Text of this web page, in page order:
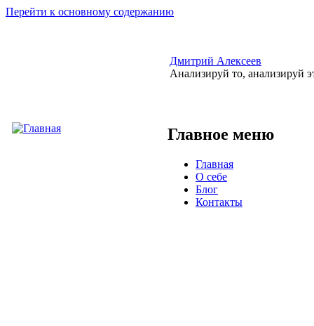
Перейти к основному содержанию
Дмитрий Алексеев
Анализируй то, анализируй
Главное меню
Главная
О себе
Блог
Контакты